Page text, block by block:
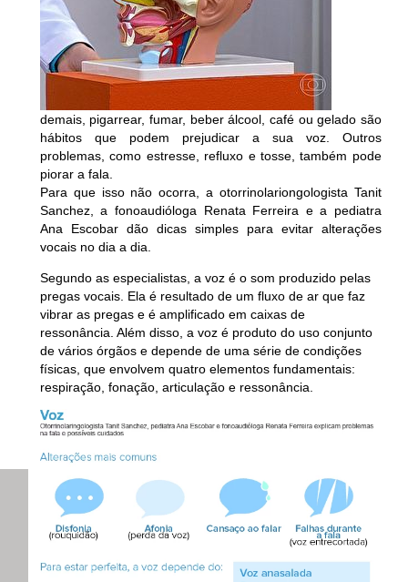
demais, pigarrear, fumar, beber álcool, café ou gelado são
hábitos que podem prejudicar a sua voz. Outros
problemas, como estresse, refluxo e tosse, também pode
piorar a fala.
Para que isso não ocorra, a otorrinolariongologista Tanit
Sanchez, a fonoaudióloga Renata Ferreira e a pediatra
Ana Escobar dão dicas simples para evitar alterações
vocais no dia a dia.
Segundo as especialistas, a voz é o som produzido pelas
pregas vocais. Ela é resultado de um fluxo de ar que faz
vibrar as pregas e é amplificado em caixas de
ressonância. Além disso, a voz é produto do uso conjunto
de vários órgãos e depende de uma série de condições
físicas, que envolvem quatro elementos fundamentais:
respiração, fonação, articulação e ressonância.